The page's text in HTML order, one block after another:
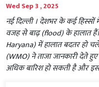
Wed Sep 3 , 2025
नई दिल्‍ली । देशभर के कई हिस्सों
वजह से बाढ़ (flood) के हालात
Haryana) में हालात बदतर हो
(WMO) ने ताजा जानकारी देते
अधिक बारिश हो सकती है और